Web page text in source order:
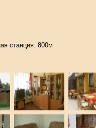
станция: 800м